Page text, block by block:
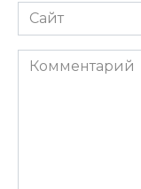
Сайт
Комментарий